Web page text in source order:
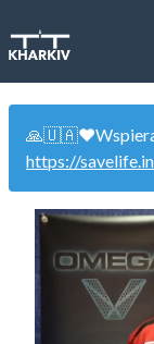
https://